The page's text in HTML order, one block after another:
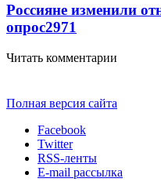
Россияне изменили
опрос2971
Читать комментарии
Полная версия сайта
Facebook
Twitter
RSS-ленты
E-mail рассылка